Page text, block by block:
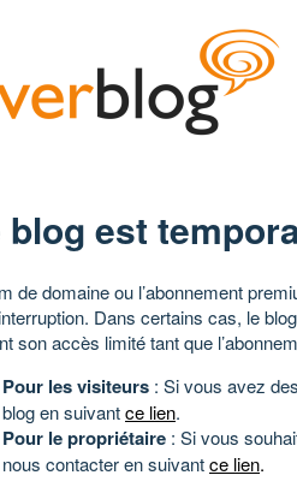
blog est
de domaine ou l’abonnement
Dans certains cas, le
son accès limité tant que
Pour les visiteurs : Si vous avez
blog en suivantce lien.
Pour le propriétaire : Si vous
nous contacter en suivantce lien.